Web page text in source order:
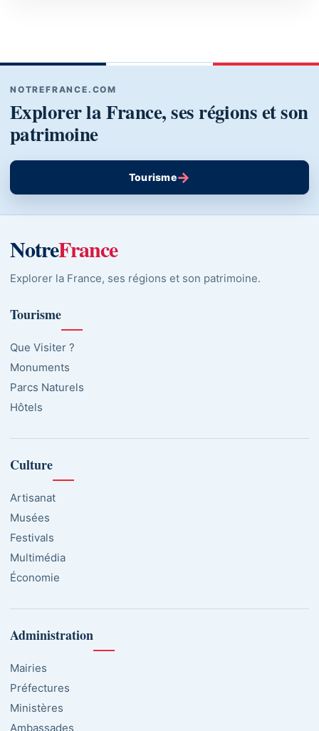
NOTREFRANCE.COM
Explorer la France, ses régions et son
patrimoine
Tourisme→
NotreFrance
Explorer la France, ses régions et son patrimoine.
Tourisme
Que Visiter ?
Monuments
Parcs Naturels
Hôtels
Culture
Artisanat
Musées
Festivals
Multimédia
Économie
Administration
Mairies
Préfectures
Ministères
Ambassades